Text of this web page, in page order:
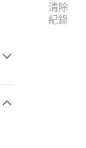
清除
紀錄